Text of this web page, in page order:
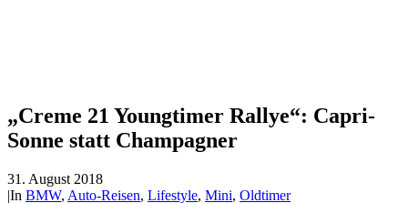
„Creme 21 Youngtimer Rallye“: Capri-
Sonne statt Champagner
31. August 2018
|In BMW, Auto-Reisen, Lifestyle, Mini, Oldtimer